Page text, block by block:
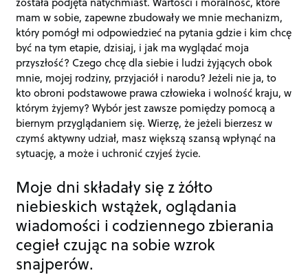
mam w sobie, zapewne zbudowały we mnie mechanizm,
który pomógł mi odpowiedzieć na pytania gdzie i kim chcę
być na tym etapie, dzisiaj, i jak ma wyglądać moja
przyszłość? Czego chcę dla siebie i ludzi żyjących obok
mnie, mojej rodziny, przyjaciół i narodu? Jeżeli nie ja, to
kto obroni podstawowe prawa człowieka i wolność kraju, w
którym żyjemy? Wybór jest zawsze pomiędzy pomocą a
biernym przyglądaniem się. Wierzę, że jeżeli bierzesz w
czymś aktywny udział, masz większą szansą wpłynąć na
sytuację, a może i uchronić czyjeś życie.
Moje dni składały się z żółto
niebieskich wstążek, oglądania
wiadomości i codziennego zbierania
cegieł czując na sobie wzrok
snajperów.